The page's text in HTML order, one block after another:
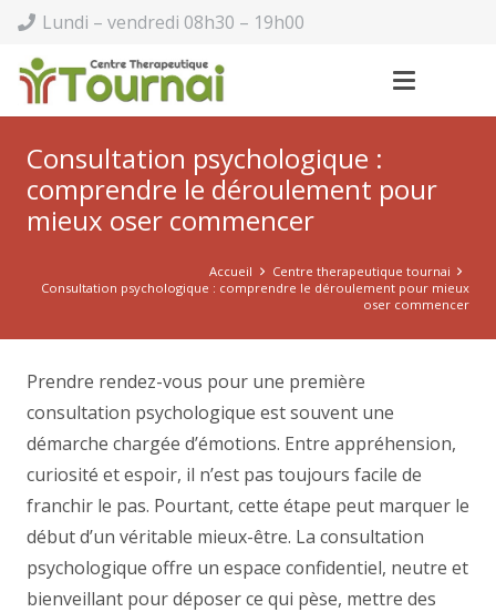
Lundi – vendredi 08h30 – 19h00
Consultation psychologique :
comprendre le déroulement pour
mieux oser commencer
Accueil
Centre therapeutique tournai
Consultation psychologique : comprendre le déroulement pour mieux
oser commencer
Prendre rendez-vous pour une première
consultation psychologique est souvent une
démarche chargée d’émotions. Entre appréhension,
curiosité et espoir, il n’est pas toujours facile de
franchir le pas. Pourtant, cette étape peut marquer le
début d’un véritable mieux-être. La consultation
psychologique offre un espace confidentiel, neutre et
bienveillant pour déposer ce qui pèse, mettre des